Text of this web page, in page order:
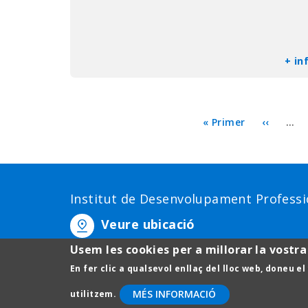
+
Primera
« Primer
Pàgina
‹‹ …
Institut de Desenvolupament
Veure ubicació
Passeig de la Vall d'Hebron, 171 08035 Barcelona.
Telèfon: 93 403 51 75
Usem les cookies per a millorar la
En fer clic a qualsevol enllaç del lloc web, doneu
utilitzem. MÉS INFORMACIÓ